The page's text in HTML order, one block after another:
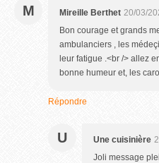
M Mireille Berthet 20/03/
Bon courage et grands
ambulanciers , les
leur fatigue .<br /> allez
bonne humeur et, les
Répondre
U Une cuisinière
Joli message